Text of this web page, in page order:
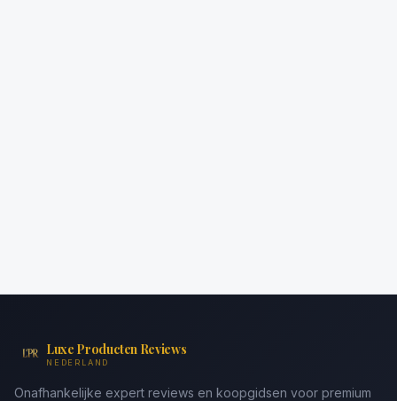
Luxe Producten Reviews
NEDERLAND
Onafhankelijke expert reviews en koopgidsen voor premium